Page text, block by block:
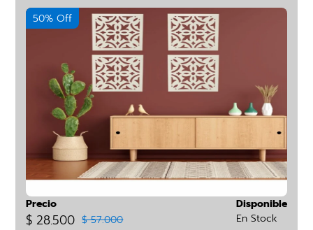
50% Off
Precio
$ 28.500 $ 57.000
Disponible
En Stock